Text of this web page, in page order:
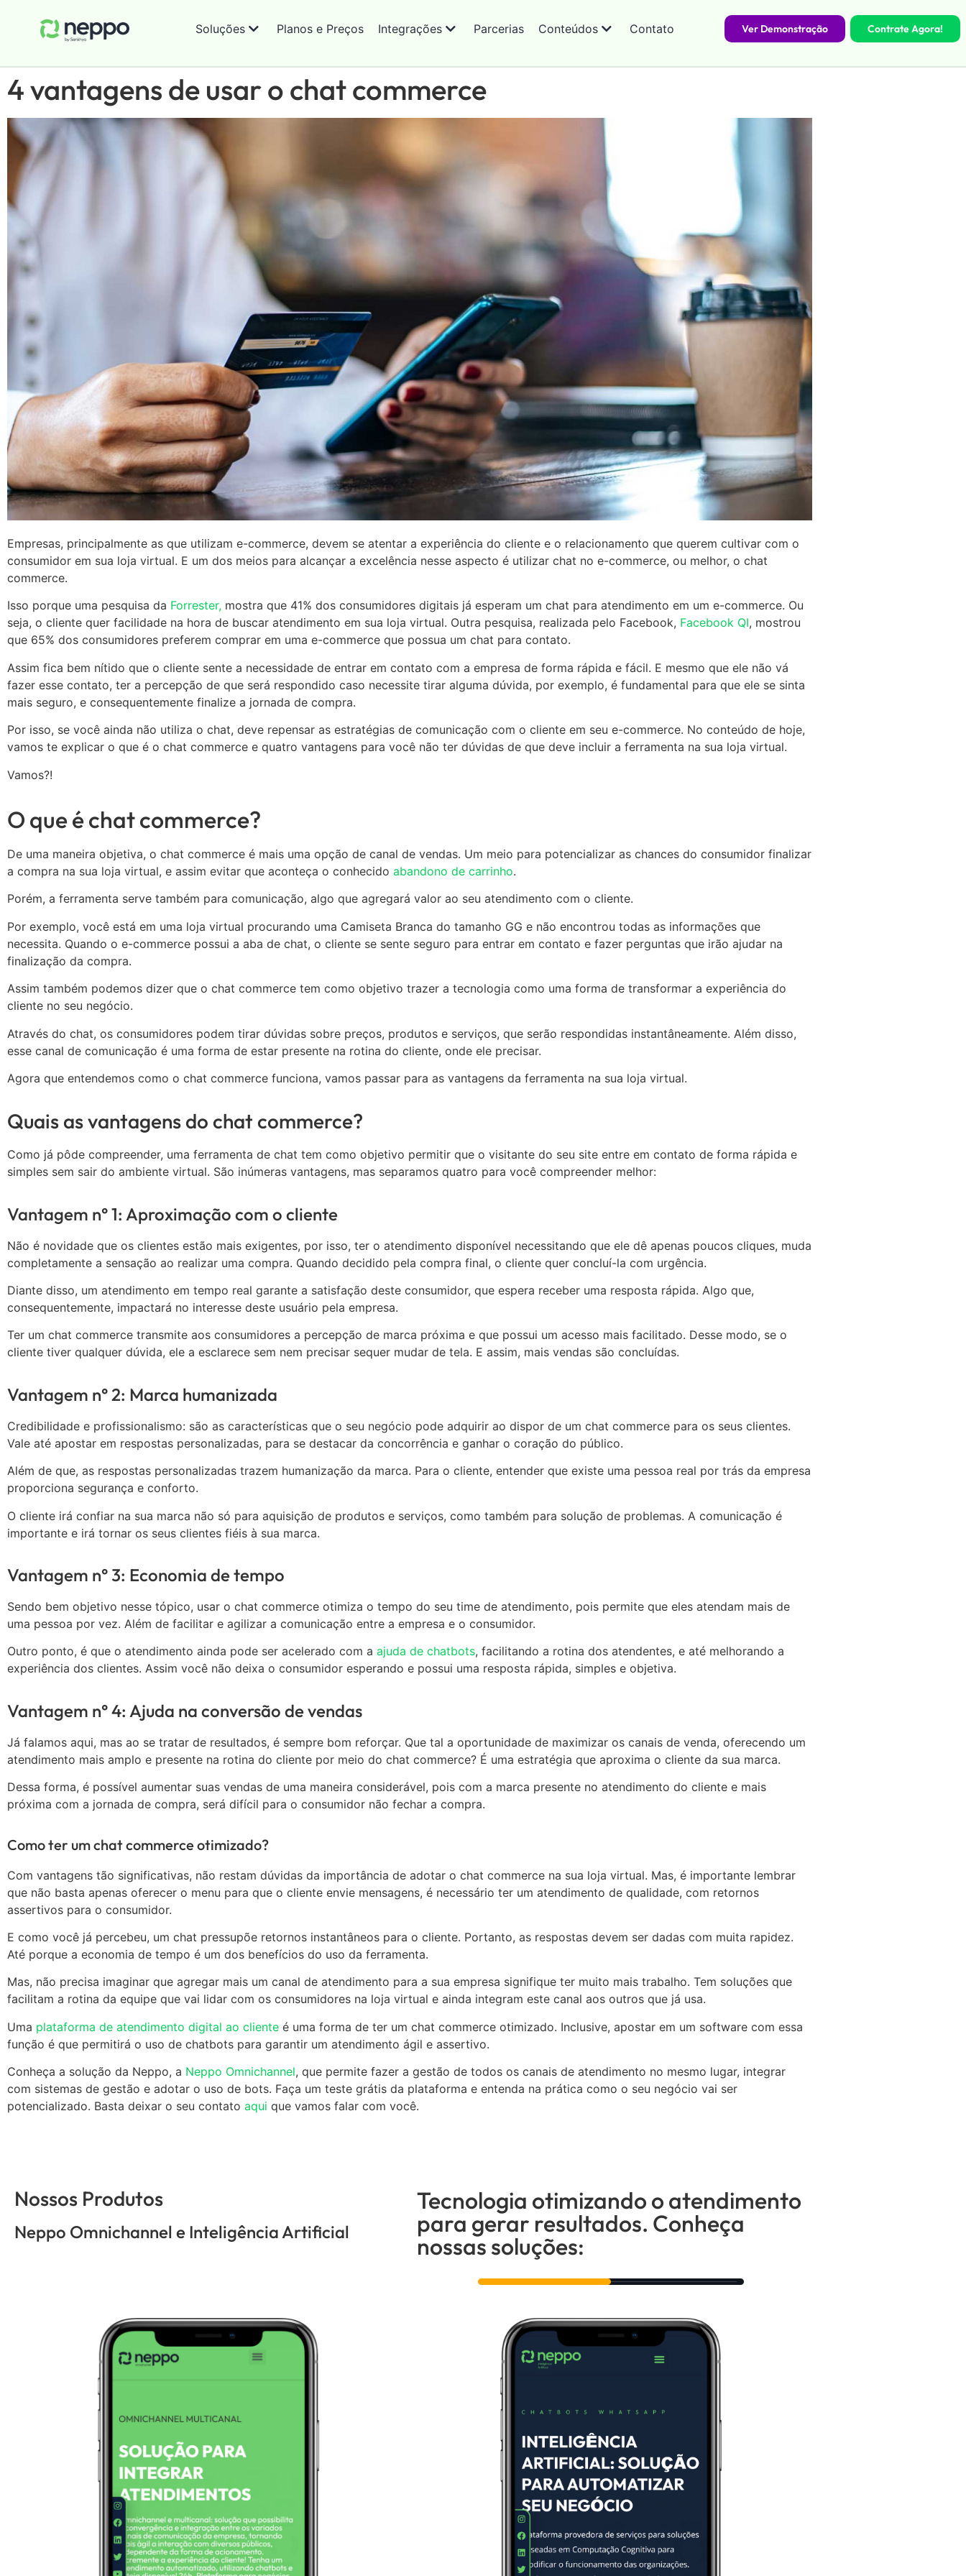
Soluções Planos e Preços Integrações Parcerias Conteúdos Contato Ver Demonstração Contrate Agora!
4 vantagens de usar o chat commerce
Empresas, principalmente as que utilizam e-commerce, devem se atentar a experiência do cliente e o relacionamento que querem cultivar com o
consumidor em sua loja virtual. E um dos meios para alcançar a excelência nesse aspecto é utilizar chat no e-commerce, ou melhor, o chat
commerce.
Isso porque uma pesquisa da Forrester, mostra que 41% dos consumidores digitais já esperam um chat para atendimento em um e-commerce. Ou
seja, o cliente quer facilidade na hora de buscar atendimento em sua loja virtual. Outra pesquisa, realizada pelo Facebook, Facebook QI, mostrou
que 65% dos consumidores preferem comprar em uma e-commerce que possua um chat para contato.
Assim fica bem nítido que o cliente sente a necessidade de entrar em contato com a empresa de forma rápida e fácil. E mesmo que ele não vá
fazer esse contato, ter a percepção de que será respondido caso necessite tirar alguma dúvida, por exemplo, é fundamental para que ele se sinta
mais seguro, e consequentemente finalize a jornada de compra.
Por isso, se você ainda não utiliza o chat, deve repensar as estratégias de comunicação com o cliente em seu e-commerce. No conteúdo de hoje,
vamos te explicar o que é o chat commerce e quatro vantagens para você não ter dúvidas de que deve incluir a ferramenta na sua loja virtual.
Vamos?!
O que é chat commerce?
De uma maneira objetiva, o chat commerce é mais uma opção de canal de vendas. Um meio para potencializar as chances do consumidor finalizar
a compra na sua loja virtual, e assim evitar que aconteça o conhecido abandono de carrinho.
Porém, a ferramenta serve também para comunicação, algo que agregará valor ao seu atendimento com o cliente.
Por exemplo, você está em uma loja virtual procurando uma Camiseta Branca do tamanho GG e não encontrou todas as informações que
necessita. Quando o e-commerce possui a aba de chat, o cliente se sente seguro para entrar em contato e fazer perguntas que irão ajudar na
finalização da compra.
Assim também podemos dizer que o chat commerce tem como objetivo trazer a tecnologia como uma forma de transformar a experiência do
cliente no seu negócio.
Através do chat, os consumidores podem tirar dúvidas sobre preços, produtos e serviços, que serão respondidas instantâneamente. Além disso,
esse canal de comunicação é uma forma de estar presente na rotina do cliente, onde ele precisar.
Agora que entendemos como o chat commerce funciona, vamos passar para as vantagens da ferramenta na sua loja virtual.
Quais as vantagens do chat commerce?
Como já pôde compreender, uma ferramenta de chat tem como objetivo permitir que o visitante do seu site entre em contato de forma rápida e
simples sem sair do ambiente virtual. São inúmeras vantagens, mas separamos quatro para você compreender melhor:
Vantagem n° 1: Aproximação com o cliente
Não é novidade que os clientes estão mais exigentes, por isso, ter o atendimento disponível necessitando que ele dê apenas poucos cliques, muda
completamente a sensação ao realizar uma compra. Quando decidido pela compra final, o cliente quer concluí-la com urgência.
Diante disso, um atendimento em tempo real garante a satisfação deste consumidor, que espera receber uma resposta rápida. Algo que,
consequentemente, impactará no interesse deste usuário pela empresa.
Ter um chat commerce transmite aos consumidores a percepção de marca próxima e que possui um acesso mais facilitado. Desse modo, se o
cliente tiver qualquer dúvida, ele a esclarece sem nem precisar sequer mudar de tela. E assim, mais vendas são concluídas.
Vantagem n° 2: Marca humanizada
Credibilidade e profissionalismo: são as características que o seu negócio pode adquirir ao dispor de um chat commerce para os seus clientes.
Vale até apostar em respostas personalizadas, para se destacar da concorrência e ganhar o coração do público.
Além de que, as respostas personalizadas trazem humanização da marca. Para o cliente, entender que existe uma pessoa real por trás da empresa
proporciona segurança e conforto.
O cliente irá confiar na sua marca não só para aquisição de produtos e serviços, como também para solução de problemas. A comunicação é
importante e irá tornar os seus clientes fiéis à sua marca.
Vantagem n° 3: Economia de tempo
Sendo bem objetivo nesse tópico, usar o chat commerce otimiza o tempo do seu time de atendimento, pois permite que eles atendam mais de
uma pessoa por vez. Além de facilitar e agilizar a comunicação entre a empresa e o consumidor.
Outro ponto, é que o atendimento ainda pode ser acelerado com a ajuda de chatbots, facilitando a rotina dos atendentes, e até melhorando a
experiência dos clientes. Assim você não deixa o consumidor esperando e possui uma resposta rápida, simples e objetiva.
Vantagem n° 4: Ajuda na conversão de vendas
Já falamos aqui, mas ao se tratar de resultados, é sempre bom reforçar. Que tal a oportunidade de maximizar os canais de venda, oferecendo um
atendimento mais amplo e presente na rotina do cliente por meio do chat commerce? É uma estratégia que aproxima o cliente da sua marca.
Dessa forma, é possível aumentar suas vendas de uma maneira considerável, pois com a marca presente no atendimento do cliente e mais
próxima com a jornada de compra, será difícil para o consumidor não fechar a compra.
Como ter um chat commerce otimizado?
Com vantagens tão significativas, não restam dúvidas da importância de adotar o chat commerce na sua loja virtual. Mas, é importante lembrar
que não basta apenas oferecer o menu para que o cliente envie mensagens, é necessário ter um atendimento de qualidade, com retornos
assertivos para o consumidor.
E como você já percebeu, um chat pressupõe retornos instantâneos para o cliente. Portanto, as respostas devem ser dadas com muita rapidez.
Até porque a economia de tempo é um dos benefícios do uso da ferramenta.
Mas, não precisa imaginar que agregar mais um canal de atendimento para a sua empresa signifique ter muito mais trabalho. Tem soluções que
facilitam a rotina da equipe que vai lidar com os consumidores na loja virtual e ainda integram este canal aos outros que já usa.
Uma plataforma de atendimento digital ao cliente é uma forma de ter um chat commerce otimizado. Inclusive, apostar em um software com essa
função é que permitirá o uso de chatbots para garantir um atendimento ágil e assertivo.
Conheça a solução da Neppo, a Neppo Omnichannel, que permite fazer a gestão de todos os canais de atendimento no mesmo lugar, integrar
com sistemas de gestão e adotar o uso de bots. Faça um teste grátis da plataforma e entenda na prática como o seu negócio vai ser
potencializado. Basta deixar o seu contato aqui que vamos falar com você.
Nossos Produtos
Neppo Omnichannel e Inteligência Artificial
Tecnologia otimizando o atendimento
para gerar resultados. Conheça
nossas soluções: